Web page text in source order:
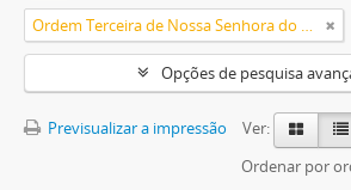
Ordem Terceira de Nossa Senhora do Carmo de Redondo
Opções de pesquisa
Previsualizar a impressão
Ver:
Ordenar por